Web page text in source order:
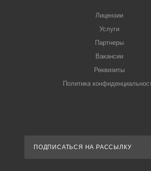
Лицензии
Услуги
Партнеры
Вакансии
Реквизиты
Политика
ПОДПИСАТЬСЯ НА РАССЫЛКУ